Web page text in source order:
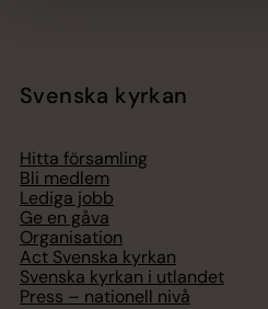
Svenska kyrkan
Hitta församling
Bli medlem
Lediga jobb
Ge en gåva
Organisation
Act Svenska kyrkan
Svenska kyrkan i utlandet
Press – nationell nivå